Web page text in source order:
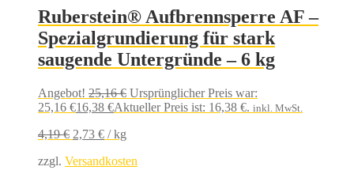
Ruberstein® Aufbrennsperre AF –
Spezialgrundierung für stark
saugende Untergründe – 6 kg
Angebot! 25,16€ Ursprünglicher Preis war:
25,16 €16,38 €Aktueller Preis ist: 16,38 €. inkl. MwSt.
4,19€ 2,73 € /kg
zzgl. Versandkosten